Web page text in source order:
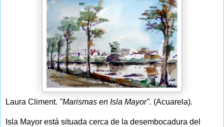
Laura Climent. "Marismas en Isla Mayor". (Acuarela).
Isla Mayor está situada cerca de la desembocadura del